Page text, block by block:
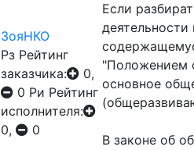
ЗояНКО
Рз Рейтинг
заказчика:
0,
0 Ри Рейтинг
исполнителя:
0,
0
Если
"Положением
основное
В законе об